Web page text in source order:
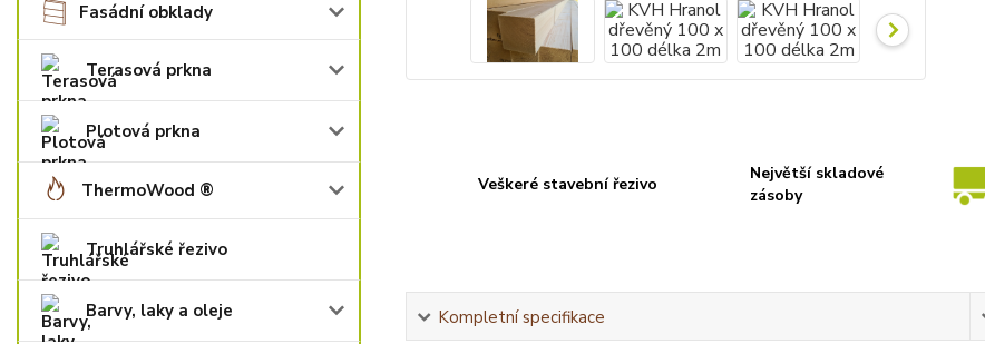
Fasádní obklady
Terasová prkna
Plotová prkna
ThermoWood ®
Truhlářské řezivo
Barvy, laky a oleje
Veškeré stavební řezivo
Největší skladové
zásoby
Kompletní specifikace